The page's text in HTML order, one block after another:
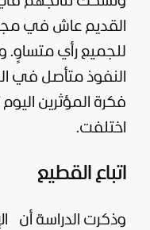
القديم عاش في
للجميع رأي متساوٍ.
النفوذ متأصل في
فكرة المؤثرين
اختلفت.
اتباع القطيع
وذكرت الدراسة أن